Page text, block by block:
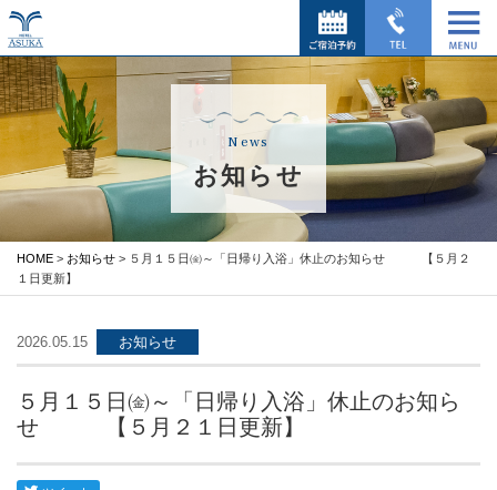
News
お知らせ
HOME > お知らせ > ５月１５日㈮～「日帰り入浴」休止のお知らせ 【５月２
１日更新】
2026.05.15 お知らせ
５月１５日㈮～「日帰り入浴」休止のお知ら
せ 【５月２１日更新】